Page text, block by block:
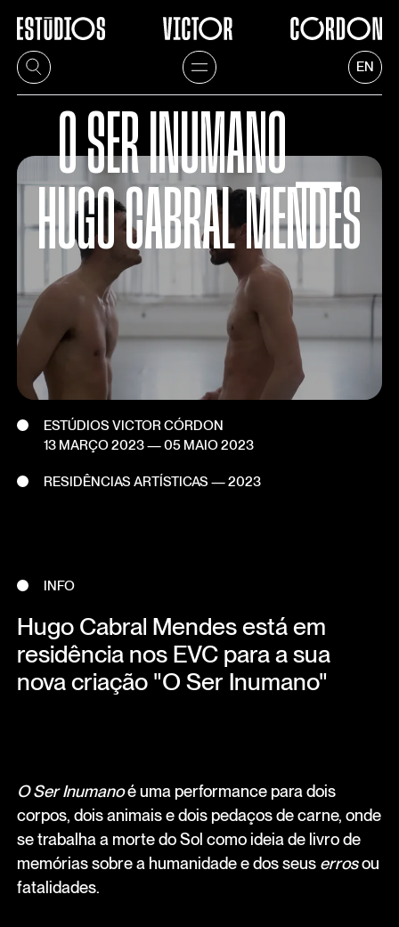
EN
O SER INUMANO ⎯
HUGO CABRAL MENDES
ESTÚDIOS VICTOR CÓRDON
13 MARÇO 2023—05 MAIO 2023
RESIDÊNCIAS ARTÍSTICAS — 2023
INFO
Hugo Cabral Mendes está em
residência nos EVC para a sua
nova criação "O Ser Inumano"
O Ser Inumanoé uma performance para dois
corpos, dois animais e dois pedaços de carne, onde
se trabalha a morte do Sol como ideia de livro de
memórias sobre a humanidade e dos seus errosou
fatalidades.